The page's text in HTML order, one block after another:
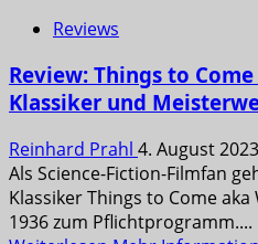
Reviews
Review: Things to
Klassiker und
Reinhard Prahl 4. August 2023
Als Science-Fiction-Filmfan
Klassiker Things to Come
1936 zum Pflichtprogramm....